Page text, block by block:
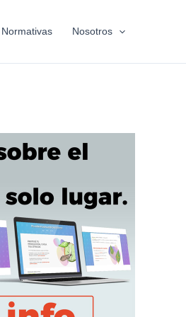
Normativas Nosotros